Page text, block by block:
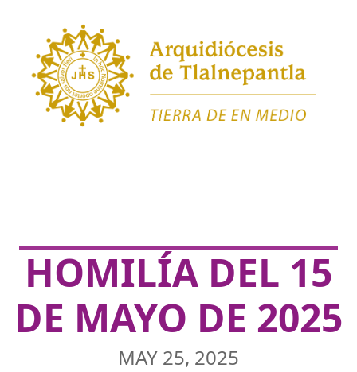
HOMILÍA DEL 15
DE MAYO DE 2025
MAY 25, 2025